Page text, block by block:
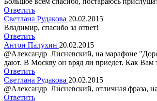
Ответить
Светлана Рудакова 20.02.2015
Владимир, спасибо за ответ!
Ответить
Антон Палухин 20.02.2015
@Александр Лисневский, на марафоне
дают. В Москву он вряд ли приедет. Как Вам
Ответить
Светлана Рудакова 20.02.2015
@Александр Лисневский, отличная фраза,
Ответить